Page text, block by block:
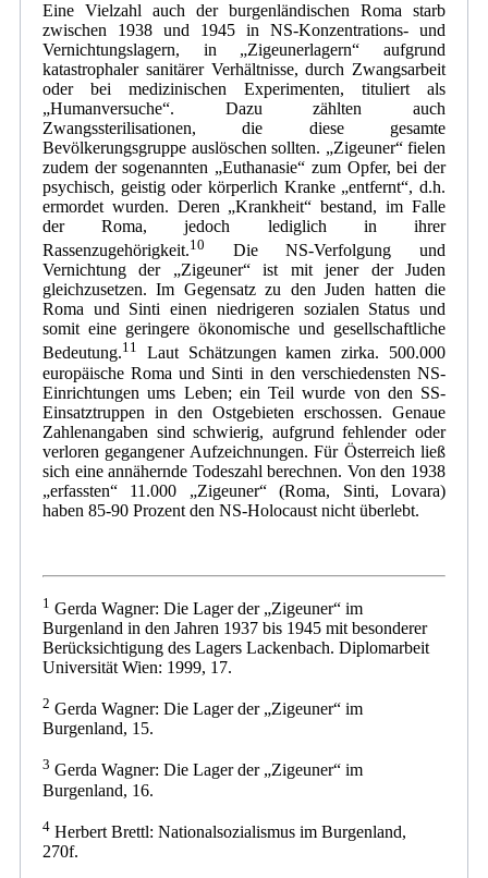
Eine Vielzahl auch der burgenländischen Roma starb
zwischen 1938 und 1945 in NS-Konzentrations- und
Vernichtungslagern, in „Zigeunerlagern“ aufgrund
katastrophaler sanitärer Verhältnisse, durch Zwangsarbeit
oder bei medizinischen Experimenten, tituliert als
„Humanversuche“. Dazu zählten auch
Zwangssterilisationen, die diese gesamte
Bevölkerungsgruppe auslöschen sollten. „Zigeuner“ fielen
zudem der sogenannten „Euthanasie“ zum Opfer, bei der
psychisch, geistig oder körperlich Kranke „entfernt“, d.h.
ermordet wurden. Deren „Krankheit“ bestand, im Falle
der Roma, jedoch lediglich in ihrer
Rassenzugehörigkeit.10
Die NS-Verfolgung und
Vernichtung der „Zigeuner“ ist mit jener der Juden
gleichzusetzen. Im Gegensatz zu den Juden hatten die
Roma und Sinti einen niedrigeren sozialen Status und
somit eine geringere ökonomische und gesellschaftliche
Bedeutung.11
Laut Schätzungen kamen zirka. 500.000
europäische Roma und Sinti in den verschiedensten NS-
Einrichtungen ums Leben; ein Teil wurde von den SS-
Einsatztruppen in den Ostgebieten erschossen. Genaue
Zahlenangaben sind schwierig, aufgrund fehlender oder
verloren gegangener Aufzeichnungen. Für Österreich ließ
sich eine annähernde Todeszahl berechnen. Von den 1938
„erfassten“ 11.000 „Zigeuner“ (Roma, Sinti, Lovara)
haben 85-90 Prozent den NS-Holocaust nicht überlebt.
1 Gerda Wagner: Die Lager der „Zigeuner“ im
Burgenland in den Jahren 1937 bis 1945 mit besonderer
Berücksichtigung des Lagers Lackenbach. Diplomarbeit
Universität Wien: 1999, 17.
2 Gerda Wagner: Die Lager der „Zigeuner“ im
Burgenland, 15.
3 Gerda Wagner: Die Lager der „Zigeuner“ im
Burgenland, 16.
4 Herbert Brettl: Nationalsozialismus im Burgenland,
270f.